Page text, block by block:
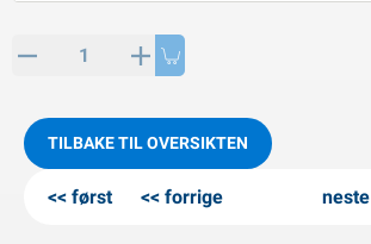
TILBAKE TIL OVERSIKTEN
først forrige neste